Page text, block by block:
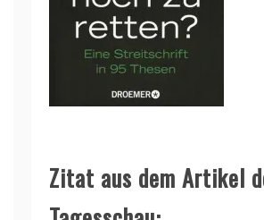
Zitat aus dem Artikel